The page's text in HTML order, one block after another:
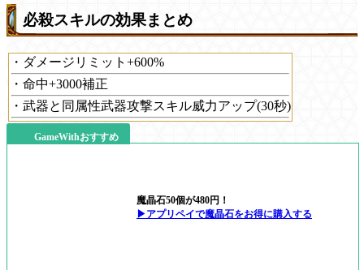
必殺スキルの効果まとめ
・ダメージリミット+600%
・命中+3000補正
・武器と同属性武器攻撃スキル威力アップ(30秒)
GameWithおすすめ
魔晶石50個が480円！
▶アプリペイで魔晶石をお得に購入する